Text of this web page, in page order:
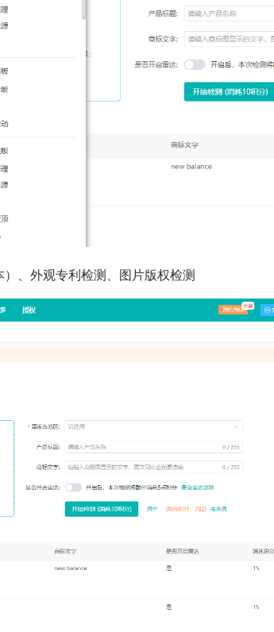
、外观专利检测、图片版权检测